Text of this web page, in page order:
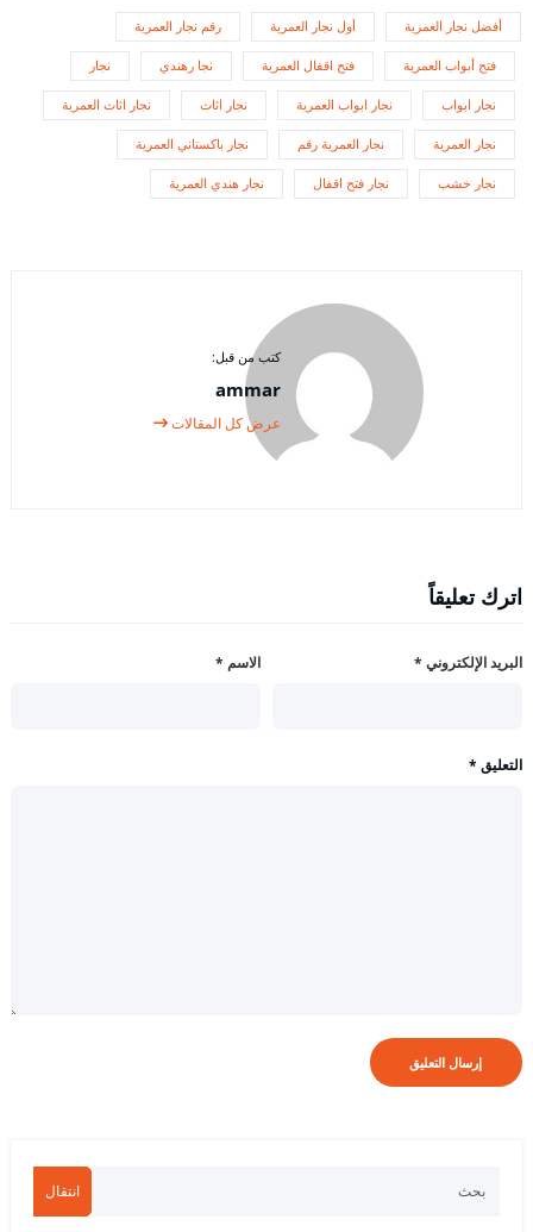
أفضل نجار العمرية أول نجار العمرية رقم نجار العمرية
فتح أبواب العمرية فتح اقفال العمرية نجا رهندي نجار
نجار ابواب نجار ابواب العمرية نجار اثاث نجار اثاث العمرية
نجار العمرية نجار العمرية رقم نجار باكستاني العمرية
نجار خشب نجار فتح اقفال نجار هندي العمرية
كتب من قبل:
ammar
عرض كل المقالات
اترك تعليقاً
الاسم * البريد الإلكتروني *
التعليق *
انتقال